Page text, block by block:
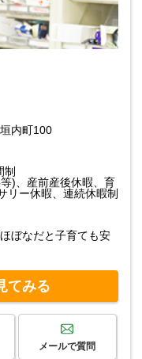
内町100
制
)、産前産後休暇、育
リー休暇、連続休暇制
ぼなだと子育ても安
てみる
メールで質問